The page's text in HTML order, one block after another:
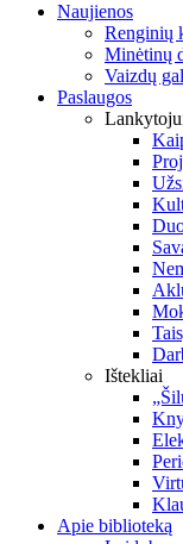
Naujienos
Renginių
Minėtinų
Vaizdų
Paslaugos
Ištekliai
Apie biblioteką